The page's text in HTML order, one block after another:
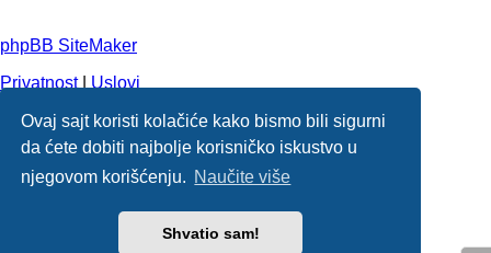
Ovaj sajt koristi kolačiće kako bismo bili sigurni
da ćete dobiti najbolje korisničko iskustvo u
njegovom korišćenju. Naučite više
Shvatio sam!
phpBB SiteMaker
Privatnost
Uslovi